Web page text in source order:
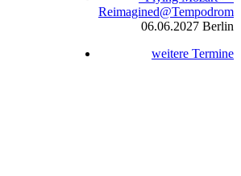
Reimagined@Tempodrom
06.06.2027 Berlin
weitere Termine